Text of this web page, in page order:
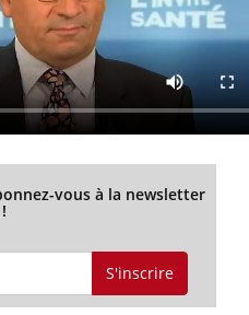
vous à la newsletter
!
S'inscrire